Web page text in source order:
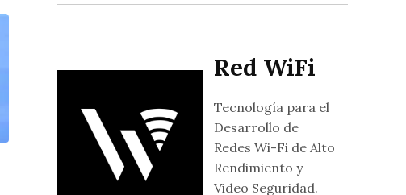
Red WiFi
Tecnología para el
Desarrollo de
Redes Wi-Fi de Alto
Rendimiento y
Video Seguridad.